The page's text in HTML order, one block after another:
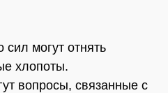
могут отнять
хлопоты.
вопросы, связанные с